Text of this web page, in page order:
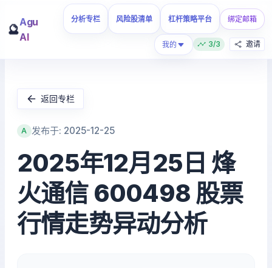
🔮
Agu
AI
分析专栏 风险股清单 杠杆策略平台 绑定邮箱
我的 3/3 邀请
返回专栏
A 发布于: 2025-12-25
2025年12月25日 烽
火通信 600498 股票
行情走势异动分析